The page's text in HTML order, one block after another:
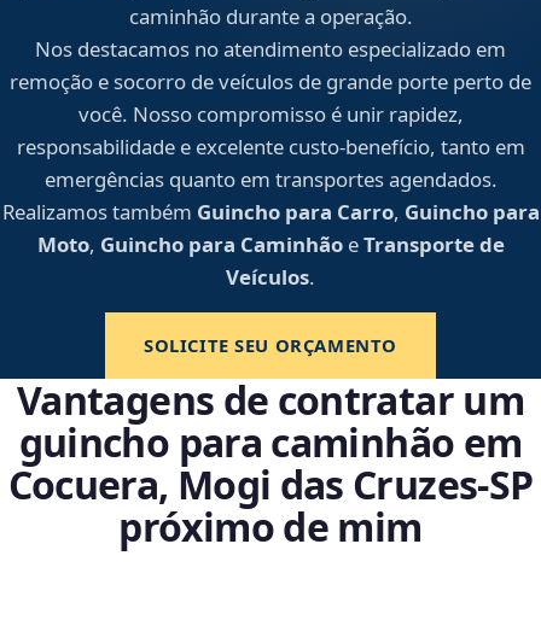
caminhão durante a operação.
Nos destacamos no atendimento especializado em
remoção e socorro de veículos de grande porte perto de
você. Nosso compromisso é unir rapidez,
responsabilidade e excelente custo-benefício, tanto em
emergências quanto em transportes agendados.
Realizamos também Guincho para Carro, Guincho para
Moto, Guincho para CaminhãoeTransporte de
Veículos.
SOLICITE SEU ORÇAMENTO
Vantagens de contratar um
guincho para caminhão em
Cocuera, Mogi das Cruzes‑SP
próximo de mim